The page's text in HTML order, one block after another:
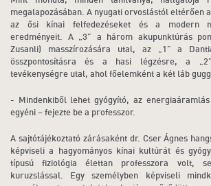
megalapozásában. A nyugati orvoslástól eltérően
az ősi kínai felfedezéseket és a modern
eredményeit. A „3” a három akupunktúrás
Zusanli) masszírozására utal, az „1” a
összpontosításra és a hasi légzésre, a
tevékenységre utal, ahol főelemként a két láb
- Mindenkiből lehet gyógyító, az
egyéni – fejezte be a professzor.
A sajtótájékoztató zárásaként dr. Cser Ágnes
képviseli a hagyományos kínai kultúrát és
típusú fiziológia élettan professzora volt,
kuruzslással. Egy személyben képviseli